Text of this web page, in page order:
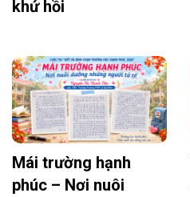
khứ hồi
Mái trường hạnh
phúc – Nơi nuôi